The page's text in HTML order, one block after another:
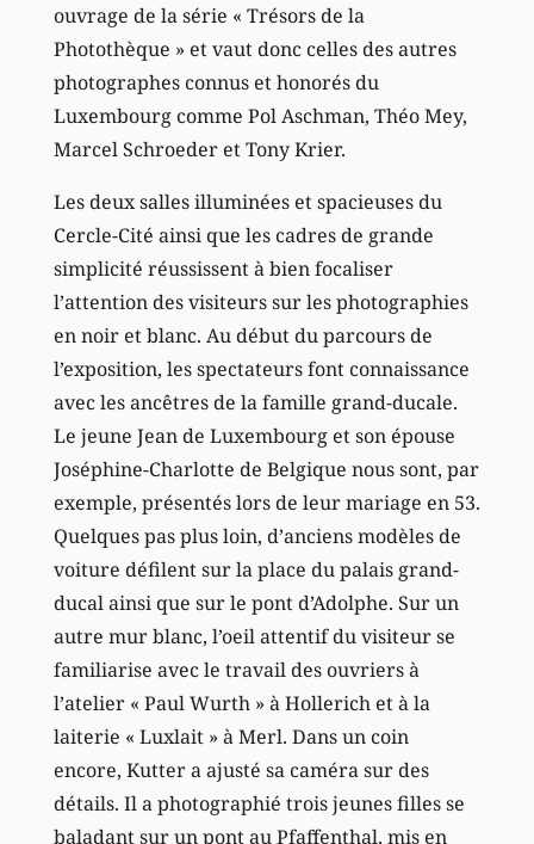
ouvrage de la série « Trésors de la
Photothèque » et vaut donc celles des autres
photographes connus et honorés du
Luxembourg comme Pol Aschman, Théo Mey,
Marcel Schroeder et Tony Krier.
Les deux salles illuminées et spacieuses du
Cercle-Cité ainsi que les cadres de grande
simplicité réussissent à bien focaliser
l’attention des visiteurs sur les photographies
en noir et blanc. Au début du parcours de
l’exposition, les spectateurs font connaissance
avec les ancêtres de la famille grand-ducale.
Le jeune Jean de Luxembourg et son épouse
Joséphine-Charlotte de Belgique nous sont, par
exemple, présentés lors de leur mariage en 53.
Quelques pas plus loin, d’anciens modèles de
voiture défilent sur la place du palais grand-
ducal ainsi que sur le pont d’Adolphe. Sur un
autre mur blanc, l’oeil attentif du visiteur se
familiarise avec le travail des ouvriers à
l’atelier « Paul Wurth » à Hollerich et à la
laiterie « Luxlait » à Merl. Dans un coin
encore, Kutter a ajusté sa caméra sur des
détails. Il a photographié trois jeunes filles se
baladant sur un pont au Pfaffenthal, mis en